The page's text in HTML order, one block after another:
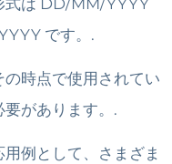
です。.
時点で使用されてい
があります。.
例として、さまざま